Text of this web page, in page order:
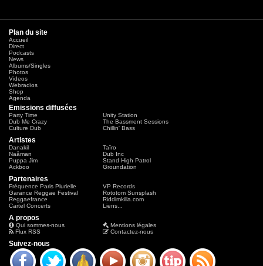
Plan du site
Accueil
Direct
Podcasts
News
Albums/Singles
Photos
Videos
Webradios
Shop
Agenda
Emissions diffusées
Party Time
Unity Station
Dub Me Crazy
The Bassment Sessions
Culture Dub
Chillin' Bass
Artistes
Danakil
Taïro
Naâman
Dub Inc
Puppa Jim
Stand High Patrol
Ackboo
Groundation
Partenaires
Fréquence Paris Plurielle
VP Records
Garance Reggae Festival
Rototom Sunsplash
Reggaefrance
Riddimkilla.com
Cartel Concerts
Liens...
A propos
Qui sommes-nous
Mentions légales
Flux RSS
Contactez-nous
Suivez-nous